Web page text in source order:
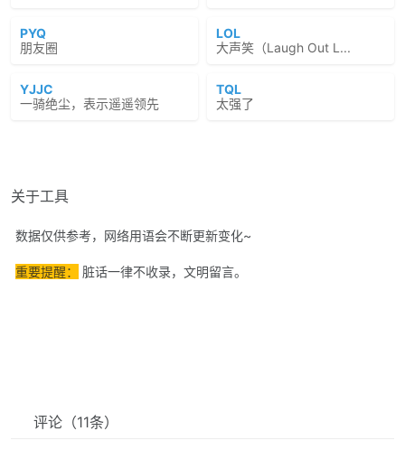
PYQ
朋友圈
LOL
大声笑（Laugh Out L...
YJJC
一骑绝尘，表示遥遥领先
TQL
太强了
关于工具
数据仅供参考，网络用语会不断更新变化~
重要提醒： 脏话一律不收录，文明留言。
评论 （11条）